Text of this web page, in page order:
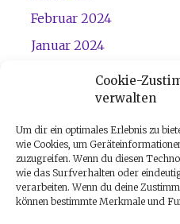
Cookie-
verwalten
Um dir ein optimales Erlebnis zu
wie Cookies, um
zuzugreifen. Wenn du diesen
wie das Surfverhalten oder
verarbeiten. Wenn du deine
können bestimmte Merkmale und
Februar 2024
Januar 2024
Dezember 2023
November 2023